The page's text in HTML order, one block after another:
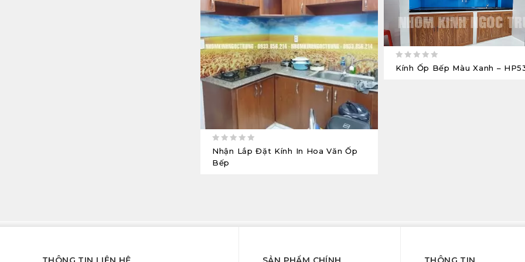
0
out
Nhận Lắp Đặt Kính In Hoa Văn Ốp
Bếp
0
Kính Ốp Bếp Màu Xanh –